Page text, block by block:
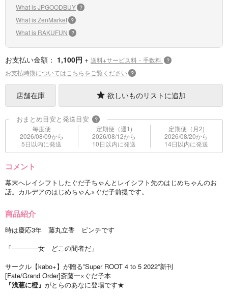
What is JPGOODBUY ?
What is ZenMarket ?
What is RAKUFUN ?
お支払い金額： 1,100円 + 送料+サービス料・手数料 ?
お支払時期についてはこちらをご覧ください ?
店舗在庫 欲しいものリストに追加
おまとめ目安と発送目安 ?
毎度便
2026/08/09から
5日以内に発送
定期便（週1)
2026/08/12から
10日以内に発送
定期便（月2)
2026/08/20から
14日以内に発送
コメント
幕末へレイシフトしたぐだ子ちゃんとレイシフト先のはじめちゃんのお
話。カルデアのはじめちゃん×ぐだ子前提です。
商品紹介
時は慶応3年 藤丸立香 ピンチです
「――――女 どこの間者だ」
サークル【kabo+】が贈る”Super ROOT 4 to 5 2022”新刊
[Fate/Grand Order]斎藤一×ぐだ子本
『浅葱に橙』 がとらのあなに登場です★